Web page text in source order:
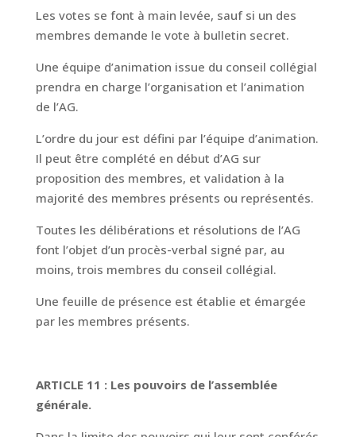
Les votes se font à main levée, sauf si un des
membres demande le vote à bulletin secret.
Une équipe d’animation issue du conseil collégial
prendra en charge l’organisation et l’animation
de l’AG.
L’ordre du jour est défini par l’équipe d’animation.
Il peut être complété en début d’AG sur
proposition des membres, et validation à la
majorité des membres présents ou représentés.
Toutes les délibérations et résolutions de l’AG
font l’objet d’un procès-verbal signé par, au
moins, trois membres du conseil collégial.
Une feuille de présence est établie et émargée
par les membres présents.
ARTICLE 11 : Les pouvoirs de l’assemblée
générale.